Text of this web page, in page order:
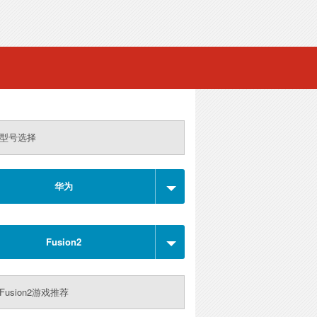
号选择
华为
Fusion2
游戏推荐